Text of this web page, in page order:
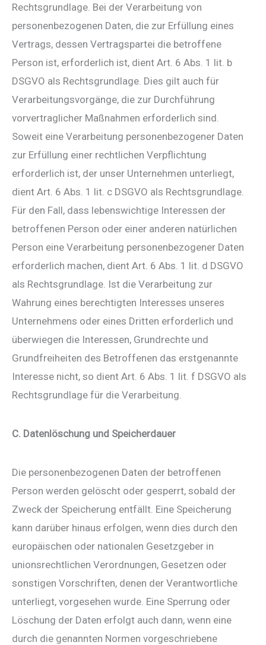
Rechtsgrundlage. Bei der Verarbeitung von
personenbezogenen Daten, die zur Erfüllung eines
Vertrags, dessen Vertragspartei die betroffene
Person ist, erforderlich ist, dient Art. 6 Abs. 1 lit. b
DSGVO als Rechtsgrundlage. Dies gilt auch für
Verarbeitungsvorgänge, die zur Durchführung
vorvertraglicher Maßnahmen erforderlich sind.
Soweit eine Verarbeitung personenbezogener Daten
zur Erfüllung einer rechtlichen Verpflichtung
erforderlich ist, der unser Unternehmen unterliegt,
dient Art. 6 Abs. 1 lit. c DSGVO als Rechtsgrundlage.
Für den Fall, dass lebenswichtige Interessen der
betroffenen Person oder einer anderen natürlichen
Person eine Verarbeitung personenbezogener Daten
erforderlich machen, dient Art. 6 Abs. 1 lit. d DSGVO
als Rechtsgrundlage. Ist die Verarbeitung zur
Wahrung eines berechtigten Interesses unseres
Unternehmens oder eines Dritten erforderlich und
überwiegen die Interessen, Grundrechte und
Grundfreiheiten des Betroffenen das erstgenannte
Interesse nicht, so dient Art. 6 Abs. 1 lit. f DSGVO als
Rechtsgrundlage für die Verarbeitung.
C. Datenlöschung und Speicherdauer
Die personenbezogenen Daten der betroffenen
Person werden gelöscht oder gesperrt, sobald der
Zweck der Speicherung entfällt. Eine Speicherung
kann darüber hinaus erfolgen, wenn dies durch den
europäischen oder nationalen Gesetzgeber in
unionsrechtlichen Verordnungen, Gesetzen oder
sonstigen Vorschriften, denen der Verantwortliche
unterliegt, vorgesehen wurde. Eine Sperrung oder
Löschung der Daten erfolgt auch dann, wenn eine
durch die genannten Normen vorgeschriebene